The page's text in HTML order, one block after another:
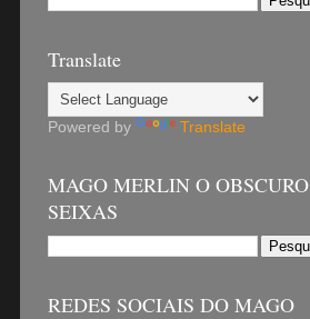
Translate
Powered by Translate
MAGO MERLIN O OBSCURO
SEIXAS
REDES SOCIAIS DO MAGO